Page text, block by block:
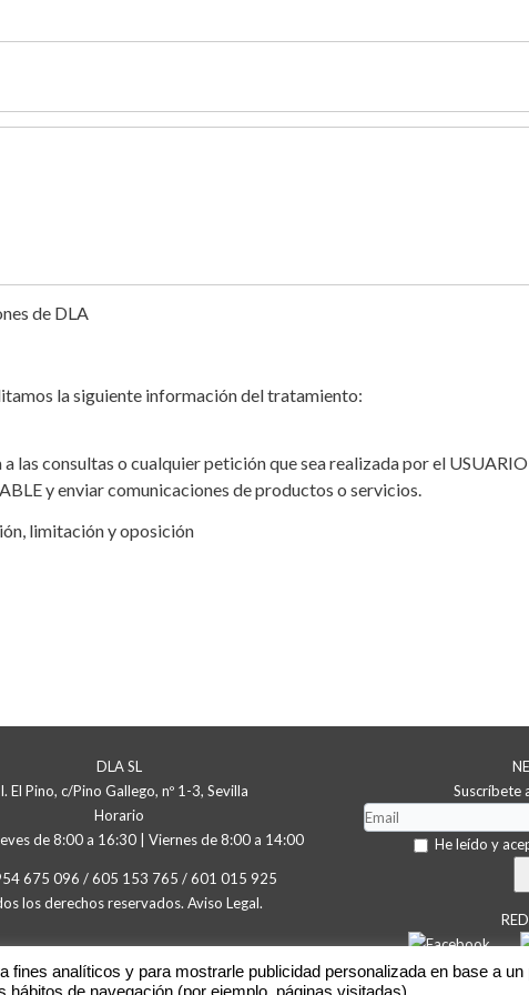
de DLA
la siguiente información del tratamiento:
las consultas o cualquier petición que sea realizada por el
y enviar comunicaciones de productos o servicios.
limitación y oposición
DLA SL
El Pino, c/Pino Gallego, nº 1-3, Sevilla
Horario
de 8:00 a 16:30 | Viernes de 8:00 a 14:00
675 096 /605 153 765 /601 015 925
los derechos reservados. Aviso Legal.
Suscríbete
He leído y
fines analíticos y para mostrarle publicidad personalizada en base a un